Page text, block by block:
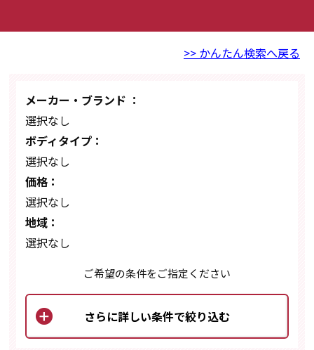
>> かんたん検索へ戻る
メーカー・ブランド ：
選択なし
ボディタイプ：
選択なし
価格：
選択なし
地域：
選択なし
ご希望の条件をご指定ください